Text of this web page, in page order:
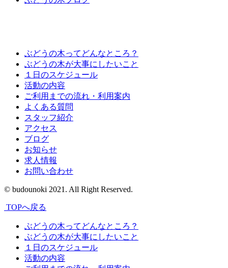
ぶどうの木ってどんなところ？
ぶどうの木が大事にしたいこと
１日のスケジュール
活動の内容
ご利用までの流れ・利用案内
よくある質問
スタッフ紹介
アクセス
ブログ
お知らせ
求人情報
お問い合わせ
© budounoki 2021. All Right Reserved.
TOPへ戻る
ぶどうの木ってどんなところ？
ぶどうの木が大事にしたいこと
１日のスケジュール
活動の内容